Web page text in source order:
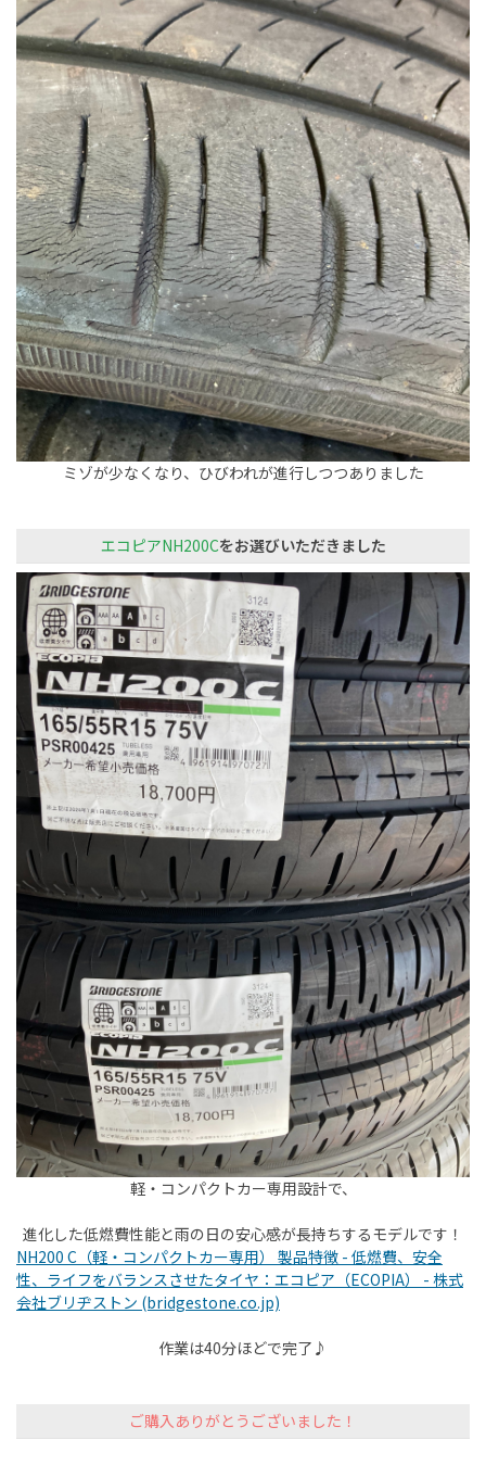
ミゾが少なくなり、ひびわれが進行しつつありました
エコピアNH200Cをお選びいただきました
軽・コンパクトカー専用設計で、
進化した低燃費性能と雨の日の安心感が長持ちするモデルです！
NH200 C（軽・コンパクトカー専用） 製品特徴 - 低燃費、安全
性、ライフをバランスさせたタイヤ：エコピア（ECOPIA） - 株式
会社ブリヂストン (bridgestone.co.jp)
作業は40分ほどで完了♪
ご購入ありがとうございました！